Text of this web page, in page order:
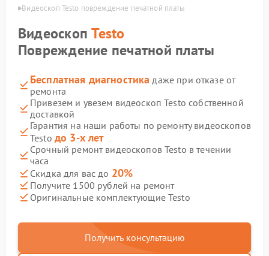
Видеоскоп Testo повреждение печатной платы
ВидеоскопTesto
Повреждение печатной платы
Бесплатная диагностика даже при отказе от
ремонта
Привезем и увезем видеоскоп Testo собственной
доставкой
Гарантия на наши работы по ремонту видеоскопов
Testo до 3-х лет
Срочный ремонт видеоскопов Testo в течении
часа
Скидка для вас до 20%
Получите 1500 рублей на ремонт
Оригинальные комплектующие Testo
Получить консультацию